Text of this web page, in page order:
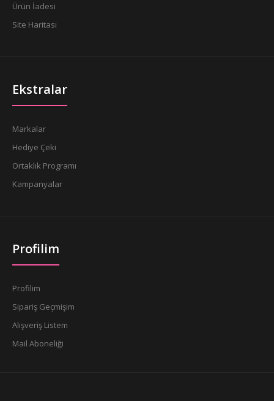
Ürün İadesi
Site Haritası
Ekstralar
Markalar
Hediye Çeki
Ortaklık Programı
Kampanyalar
Profilim
Profilim
Sipariş Geçmişim
Alışveriş Listem
Mail Aboneliği